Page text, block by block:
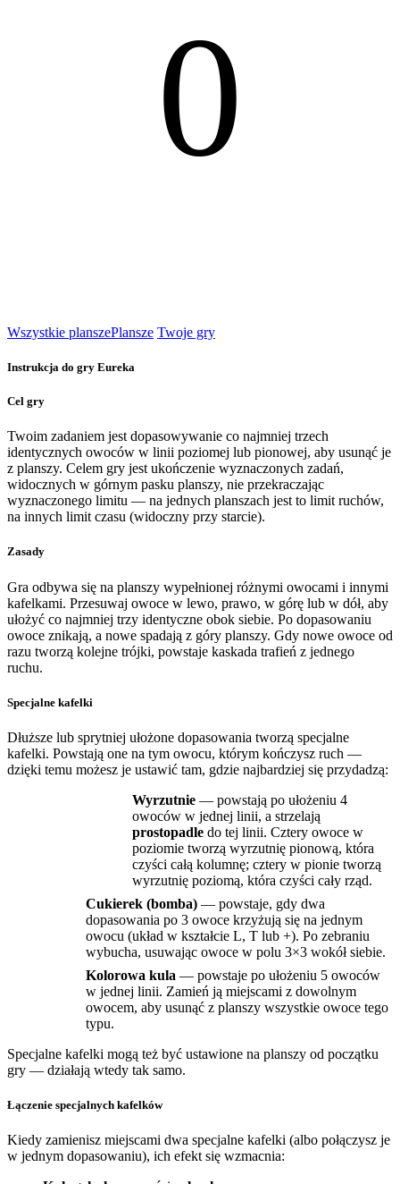
0
Wszystkie planszePlansze Twoje gry
Instrukcja do gry Eureka
Cel gry
Twoim zadaniem jest dopasowywanie co najmniej trzech
identycznych owoców w linii poziomej lub pionowej, aby usunąć je
z planszy. Celem gry jest ukończenie wyznaczonych zadań,
widocznych w górnym pasku planszy, nie przekraczając
wyznaczonego limitu — na jednych planszach jest to limit ruchów,
na innych limit czasu (widoczny przy starcie).
Zasady
Gra odbywa się na planszy wypełnionej różnymi owocami i innymi
kafelkami. Przesuwaj owoce w lewo, prawo, w górę lub w dół, aby
ułożyć co najmniej trzy identyczne obok siebie. Po dopasowaniu
owoce znikają, a nowe spadają z góry planszy. Gdy nowe owoce od
razu tworzą kolejne trójki, powstaje kaskada trafień z jednego
ruchu.
Specjalne kafelki
Dłuższe lub sprytniej ułożone dopasowania tworzą specjalne
kafelki. Powstają one na tym owocu, którym kończysz ruch —
dzięki temu możesz je ustawić tam, gdzie najbardziej się przydadzą:
Wyrzutnie — powstają po ułożeniu 4
owoców w jednej linii, a strzelają
prostopadle do tej linii. Cztery owoce w
poziomie tworzą wyrzutnię pionową, która
czyści całą kolumnę; cztery w pionie tworzą
wyrzutnię poziomą, która czyści cały rząd.
Cukierek (bomba) — powstaje, gdy dwa
dopasowania po 3 owoce krzyżują się na jednym
owocu (układ w kształcie L, T lub +). Po zebraniu
wybucha, usuwając owoce w polu 3×3 wokół siebie.
Kolorowa kula — powstaje po ułożeniu 5 owoców
w jednej linii. Zamień ją miejscami z dowolnym
owocem, aby usunąć z planszy wszystkie owoce tego
typu.
Specjalne kafelki mogą też być ustawione na planszy od początku
gry — działają wtedy tak samo.
Łączenie specjalnych kafelków
Kiedy zamienisz miejscami dwa specjalne kafelki (albo połączysz je
w jednym dopasowaniu), ich efekt się wzmacnia: